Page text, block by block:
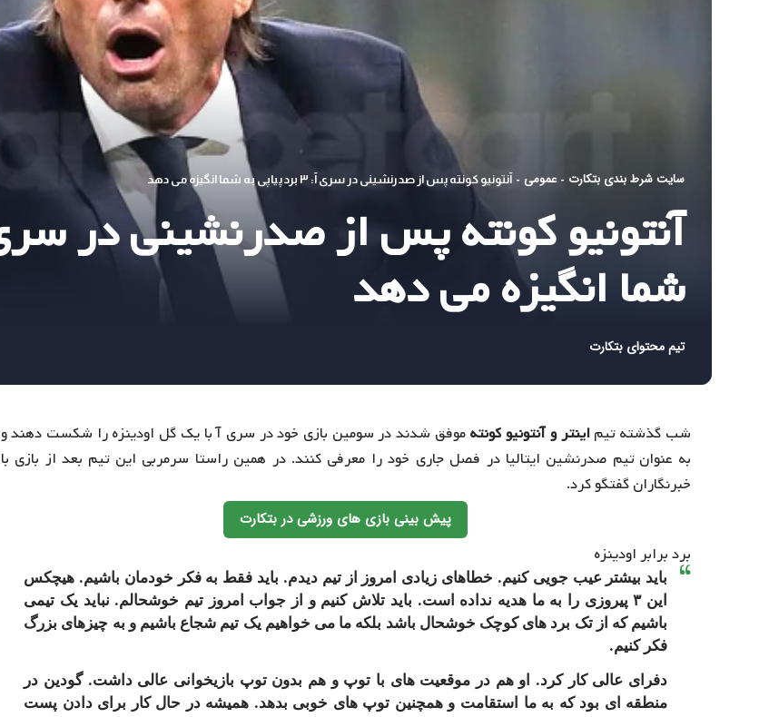
سایت شرط بندی بتکارت - عمومی - آنتونیو کونته پس از صدرنشینی در سری آ: ۳ برد پیاپی به شما انگیزه می دهد
شما انگیزه می دهد
تیم محتوای بتکارت
شب گذشته تیماینتر و آنتونیو کونتهموفق شدند در سومین بازی خود در سری آ با یک گل اودینزه را شکست دهند و
به عنوان تیم صدرنشین ایتالیا در فصل جاری خود را معرفی کنند. در همین راستا سرمربی این تیم بعد از بازی با
خبرنگاران گفتگو کرد.
پیش بینی بازی های ورزشی در بتکارت
برد برابر اودینزه
باید بیشتر عیب جویی کنیم. خطاهای زیادی امروز از تیم دیدم. باید فقط به فکر خودمان باشیم. هیچکس
این ۳ پیروزی را به ما هدیه نداده است. باید تلاش کنیم و از جواب امروز تیم خوشحالم. نباید یک تیمی
باشیم که از تک برد های کوچک خوشحال باشد بلکه ما می خواهیم یک تیم شجاع باشیم و به چیزهای بزرگ
فکر کنیم.
دفرای عالی کار کرد. او هم در موقعیت های با توپ و هم بدون توپ بازیخوانی عالی داشت. گودین در
منطقه ای بود که به ما استقامت و همچنین توپ های خوبی بدهد. همیشه در حال کار برای دادن پست